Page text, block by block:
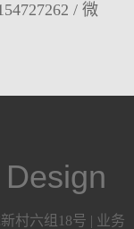
/ 微
村六组18号 | 业务